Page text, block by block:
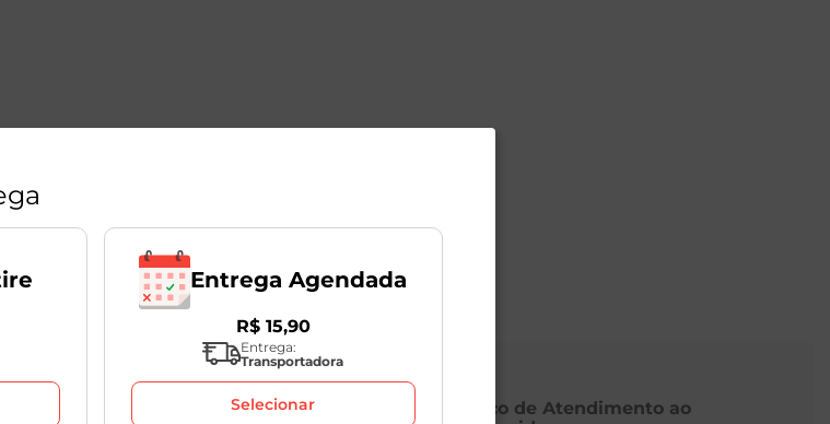
Serviço de Atendimento ao
Entrega Agendada
R$ 15,90
Entrega:
Transportadora
Selecionar